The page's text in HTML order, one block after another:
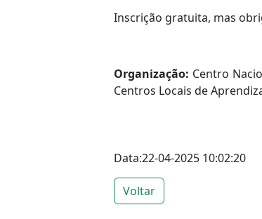
Inscrição gratuita, mas
Organização: Centro
Centros Locais de
Data:22-04-2025 10:02:20
Voltar